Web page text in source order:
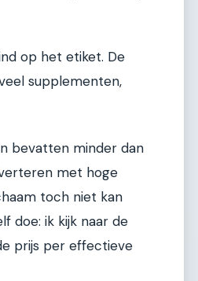
op het etiket. De
supplementen,
bevatten minder dan
met hoge
toch niet kan
doe: ik kijk naar de
prijs per effectieve